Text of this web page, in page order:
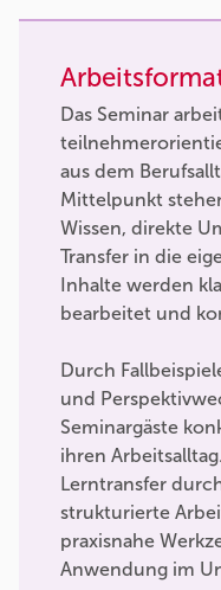
Das Seminar
aus dem
Mittelpunkt
Wissen, direkte
Transfer in die
Inhalte werden
bearbeitet und
Durch
und
Seminargäste
ihren
Lerntransfer
strukturierte
praxisnahe
Anwendung im